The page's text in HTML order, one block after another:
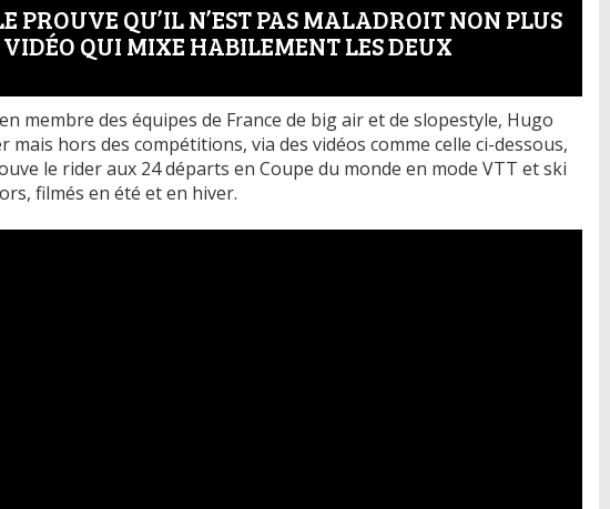
PROUVE QU’IL N’EST PAS MALADROIT NON PLUS
QUI MIXE HABILEMENT LES DEUX
membre des équipes de France de big air et de slopestyle, Hugo
mais hors des compétitions, via des vidéos comme celle ci-dessous,
le rider aux 24 départs en Coupe du monde en mode VTT et ski
filmés en été et en hiver.